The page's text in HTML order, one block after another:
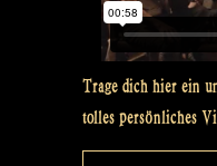
Trage dich hier ein
tolles persönliches